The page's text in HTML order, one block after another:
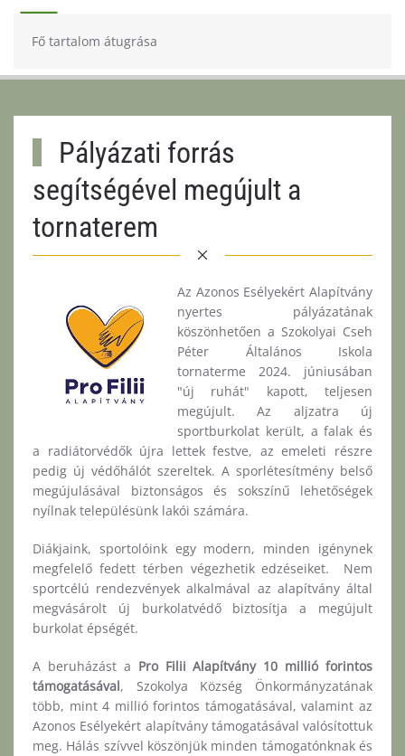
Fő tartalom átugrása
Pályázati forrás
segítségével megújult a
tornaterem
Az Azonos Esélyekért Alapítvány
nyertes pályázatának
köszönhetően a Szokolyai Cseh
Péter Általános Iskola
tornaterme 2024. júniusában
"új ruhát" kapott, teljesen
megújult. Az aljzatra új
sportburkolat került, a falak és
a radiátorvédők újra lettek festve, az emeleti részre
pedig új védőhálót szereltek. A sporlétesítmény belső
megújulásával biztonságos és sokszínű lehetőségek
nyílnak településünk lakói számára.
Diákjaink, sportolóink egy modern, minden igénynek
megfelelő fedett térben végezhetik edzéseiket. Nem
sportcélú rendezvények alkalmával az alapítvány által
megvásárolt új burkolatvédő biztosítja a megújult
burkolat épségét.
A beruházást a Pro Filii Alapítvány 10 millió forintos
támogatásával, Szokolya Község Önkormányzatának
több, mint 4 millió forintos támogatásával, valamint az
Azonos Esélyekért alapítvány támogatásával valósítottuk
meg. Hálás szívvel köszönjük minden támogatónknak és